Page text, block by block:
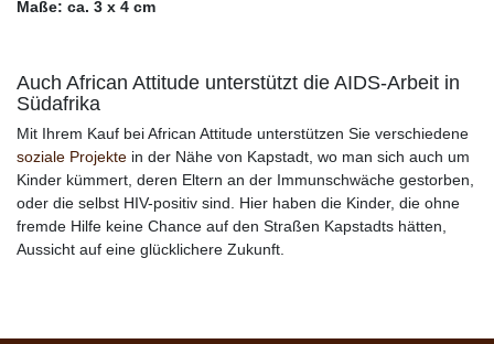
Maße: ca. 3 x 4 cm
Auch African Attitude unterstützt die AIDS-Arbeit in
Südafrika
Mit Ihrem Kauf bei African Attitude unterstützen Sie verschiedene
soziale Projekte in der Nähe von Kapstadt, wo man sich auch um
Kinder kümmert, deren Eltern an der Immunschwäche gestorben,
oder die selbst HIV-positiv sind. Hier haben die Kinder, die ohne
fremde Hilfe keine Chance auf den Straßen Kapstadts hätten,
Aussicht auf eine glücklichere Zukunft.